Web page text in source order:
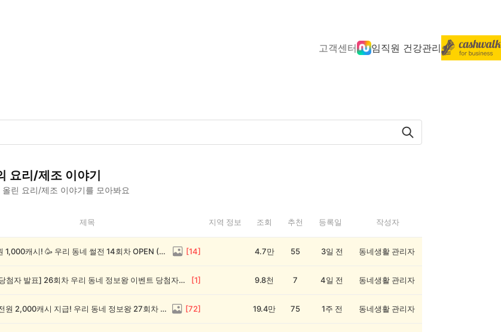
고객센터 임직원 건강관리
요리/제조 이야기
린 요리/제조 이야기를 모아봐요
제목 지역 정보 조회 추천 등록일 작성자
전원 1,000캐시! 🥳 우리 동네 썰전 14회차 OPEN (~8/17) [14] 4.7만 55 3일 전 동네생활 관리자
💰[당첨자 발표] 26회차 우리 동네 정보왕 이벤트 당첨자를 발표합니다! [1] 9.8천 7 4일 전 동네생활 관리자
💸 전원 2,000캐시 지급! 우리 동네 정보왕 27회차 (~8/10) [72] 19.4만 75 1주 전 동네생활 관리자